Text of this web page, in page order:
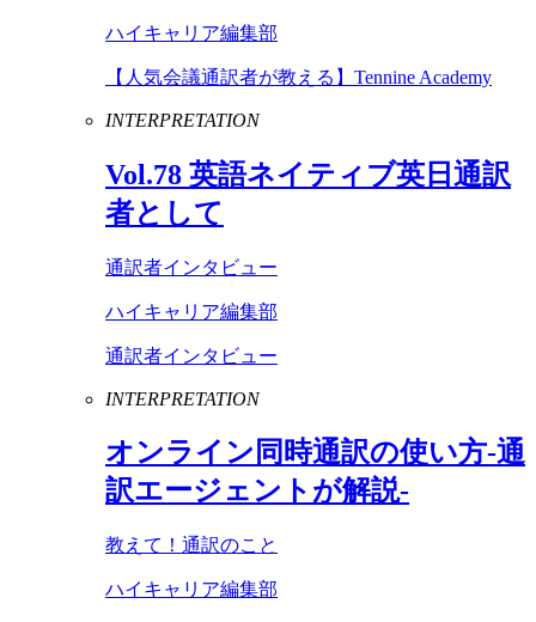
ハイキャリア編集部
【人気会議通訳者が教える】Tennine Academy
INTERPRETATION
Vol.78 英語ネイティブ英日通訳
者として
通訳者インタビュー
ハイキャリア編集部
通訳者インタビュー
INTERPRETATION
オンライン同時通訳の使い方-通
訳エージェントが解説-
教えて！通訳のこと
ハイキャリア編集部